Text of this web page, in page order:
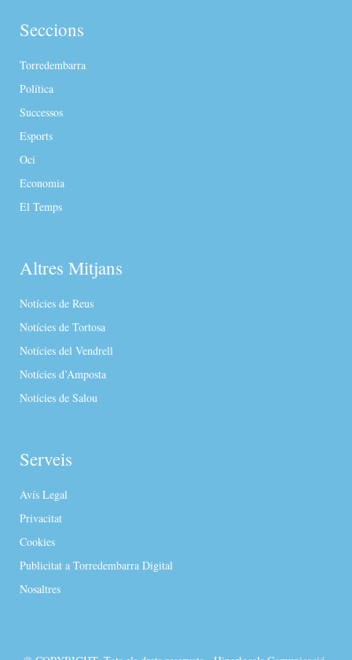
Seccions
Torredembarra
Política
Successos
Esports
Oci
Economia
El Temps
Altres Mitjans
Notícies de Reus
Notícies de Tortosa
Notícies del Vendrell
Notícies d’Amposta
Notícies de Salou
Serveis
Avís Legal
Privacitat
Cookies
Publicitat a Torredembarra Digital
Nosaltres